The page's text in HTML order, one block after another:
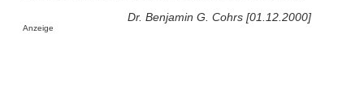
Dr. Benjamin G. Cohrs [01.12.2000]
Anzeige